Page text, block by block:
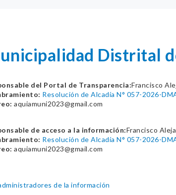
Distrital
del Portal de Transparencia:Francisco
Resolución de Alcadía N° 057-2026-
aquiamuni2023@gmail.com
de acceso a la información:Francisco
Resolución de Alcadía N° 057-2026-
aquiamuni2023@gmail.com
de la información